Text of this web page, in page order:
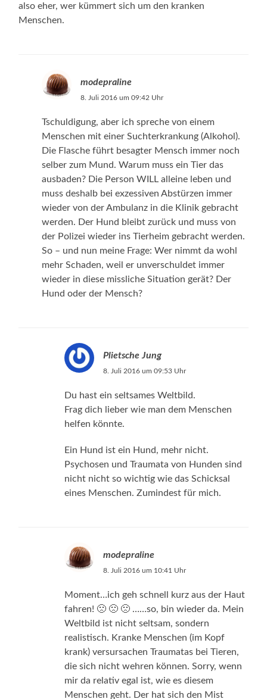
also eher, wer kümmert sich um den kranken
Menschen.
modepraline
8. Juli 2016 um 09:42 Uhr
Tschuldigung, aber ich spreche von einem
Menschen mit einer Suchterkrankung (Alkohol).
Die Flasche führt besagter Mensch immer noch
selber zum Mund. Warum muss ein Tier das
ausbaden? Die Person WILL alleine leben und
muss deshalb bei exzessiven Abstürzen immer
wieder von der Ambulanz in die Klinik gebracht
werden. Der Hund bleibt zurück und muss von
der Polizei wieder ins Tierheim gebracht werden.
So – und nun meine Frage: Wer nimmt da wohl
mehr Schaden, weil er unverschuldet immer
wieder in diese missliche Situation gerät? Der
Hund oder der Mensch?
Plietsche Jung
8. Juli 2016 um 09:53 Uhr
Du hast ein seltsames Weltbild.
Frag dich lieber wie man dem Menschen
helfen könnte.
Ein Hund ist ein Hund, mehr nicht.
Psychosen und Traumata von Hunden sind
nicht nicht so wichtig wie das Schicksal
eines Menschen. Zumindest für mich.
modepraline
8. Juli 2016 um 10:41 Uhr
Moment…ich geh schnell kurz aus der Haut
fahren! 🙁 🙁 🙁 ……so, bin wieder da. Mein
Weltbild ist nicht seltsam, sondern
realistisch. Kranke Menschen (im Kopf
krank) versursachen Traumatas bei Tieren,
die sich nicht wehren können. Sorry, wenn
mir da relativ egal ist, wie es diesem
Menschen geht. Der hat sich den Mist